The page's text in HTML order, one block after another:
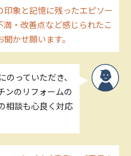
印象と記憶に残ったエピソー
満・改善点など感じられたこ
かせ願います。
っていただき、
ンのリフォームの
相談も心良く対応